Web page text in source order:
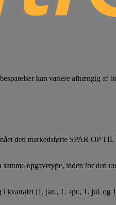
kan variere afhængig af
den markedsførte SPAR OP TIL
opgavetype, inden for den
kvartalet (1. jan., 1. apr., 1. jul. og